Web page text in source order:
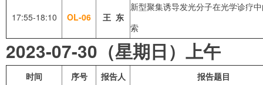
17:55-18:10 OL-06 王 东
新型聚集诱导发光分子在光学诊疗
索
2023-07-30（星期日）上午
时间 序号 报告人
报告题目